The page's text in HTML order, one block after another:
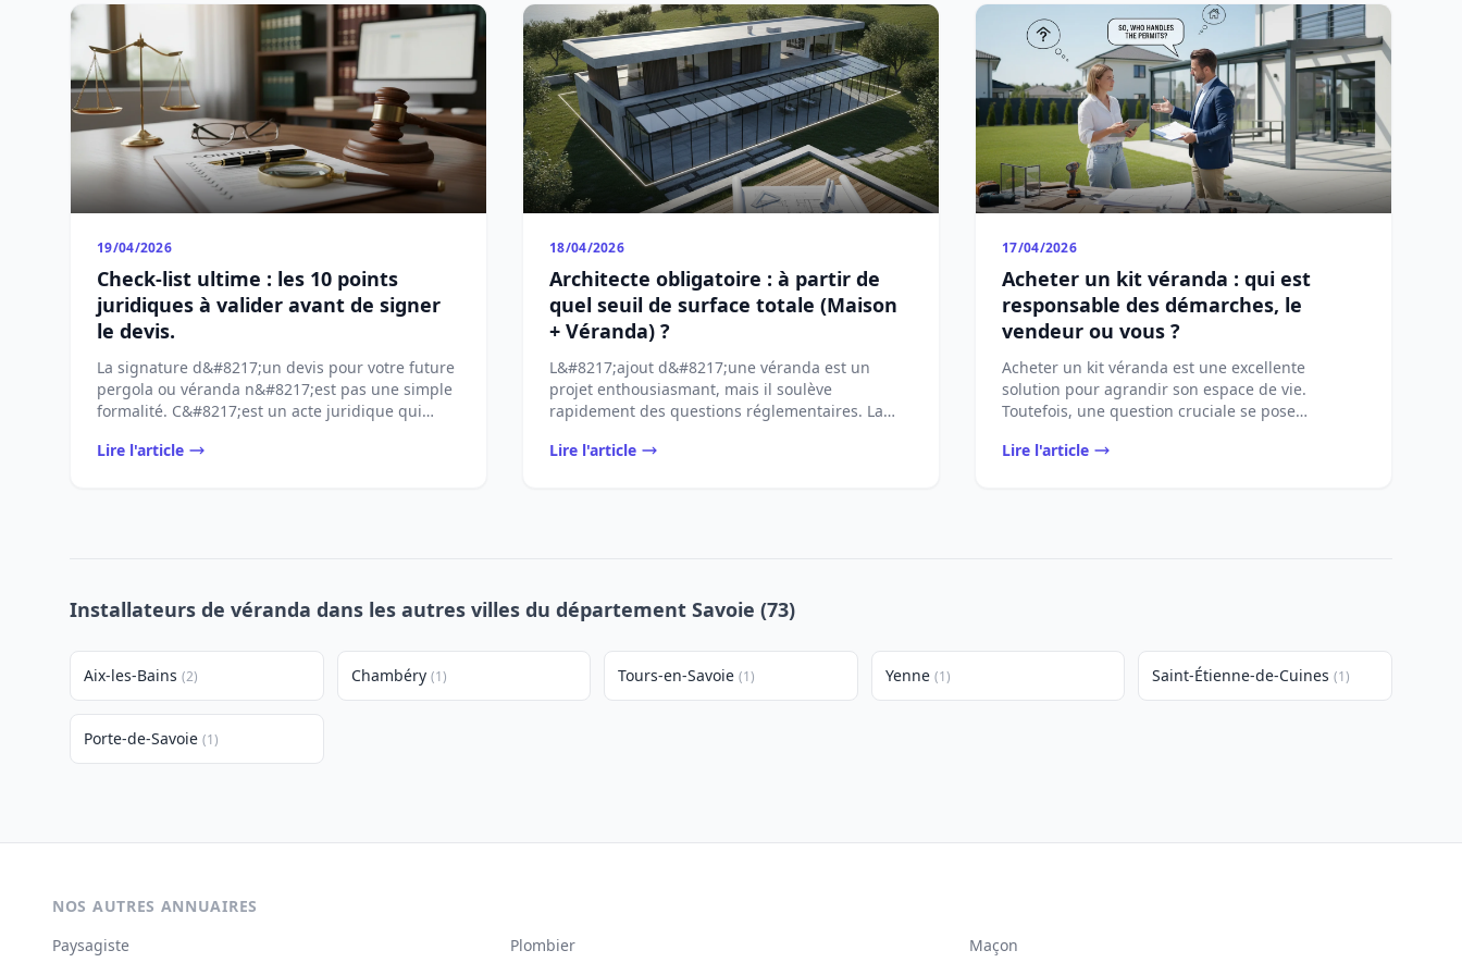
19/04/2026
Check-list ultime : les 10 points
juridiques à valider avant de signer
le devis.
La signature d&#8217;un devis pour votre future
pergola ou véranda n&#8217;est pas une simple
formalité. C&#8217;est un acte juridique qui
Lire l'article
18/04/2026
Architecte obligatoire : à partir de
quel seuil de surface totale (Maison
+ Véranda) ?
L&#8217;ajout d&#8217;une véranda est un
projet enthousiasmant, mais il soulève
rapidement des questions réglementaires. La
Lire l'article
17/04/2026
Acheter un kit véranda : qui est
responsable des démarches, le
vendeur ou vous ?
Acheter un kit véranda est une excellente
solution pour agrandir son espace de vie.
Toutefois, une question cruciale se pose
Lire l'article
Installateurs de véranda dans les autres villes du département Savoie (73)
Aix-les-Bains (2) Chambéry (1) Tours-en-Savoie (1) Yenne (1) Saint-Étienne-de-Cuines (1)
Porte-de-Savoie (1)
NOS AUTRES ANNUAIRES
Paysagiste
Plombier
Maçon